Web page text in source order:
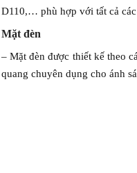
D110,… phù hợp với tất cả
Mặt đèn
– Mặt đèn được thiết kế theo
quang chuyên dụng cho ánh